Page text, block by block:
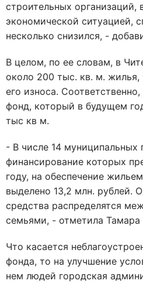
строительных организаций,
экономической ситуацией,
несколько снизился, -
В целом, по ее словам, в
около 200 тыс. кв. м.
его износа.
фонд, который в будущем
тыс кв м.
- В числе 14 муниципальных
финансирование которых
году, на обеспечение
выделено 13,2 млн. рублей.
средства распределятся
семьями, - отметила Тамара
Что касается
фонда, то на улучшение
нем людей городская